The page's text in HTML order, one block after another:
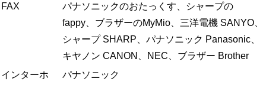
FAX
パナソニックのおたっくす、シャープの
fappy、ブラザーのMyMio、三洋電機 SANYO、
シャープ SHARP、パナソニック Panasonic、
キヤノン CANON、NEC、ブラザー Brother
インターホ
パナソニック